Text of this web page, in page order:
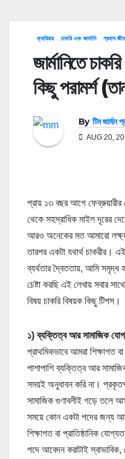
ক্যারিয়ার চাকরি এবং জার্মানি প্রবাস
জার্মানিতে
কিছু পরামর্শ
By টিম জার্মান
AUG 20,
প্রায় ১৩ বছর আগে ফেব্রুয়ারীর
থেকে সহস্রাধিক মাইল দূরের
আরও অনেকের মত আমারো
তারপর একটা যথার্থ চাকরীর।
ব্যর্থতার দ্বৈততায়, আমি সমৃদ্ধ
চেষ্টা করছি এই লেখায় সবার
বিষয় চাকরি বিষয়ক কিছু টিপস।
১) ব্যক্তিত্ব আর সামাজিক
প্রাথমিকভাবে আমরা শিক্ষাগত
পাশাপাশি ব্যক্তিত্ব আর
সময়ই অনুধাবন করি না।
সামাজিক গুণাবলীই গড়ে তলে
সময়ে কোন একটা পদের জন্য
শিক্ষাগত বা প্রাতিষ্ঠানিক
পদে আবেদন করাটাই স্বাভাবিক,